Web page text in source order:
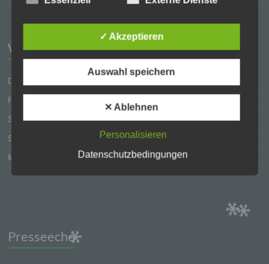
Wir feierten am
Donnerstag, 20. Juni 2024
Freitag, 21. Juni 2024
Samstag, 22. Juni 2024
Sonntag, 23. Juni 2024
Montag, 24. Juni 2024
Presseecho
verarbeiteten personenbezogenen Daten
informieren. Ferner werden betroffene Personen
zustehenden Rechte aufgeklärt.
Wir haben als für die Verarbeitung Verantwortlicher
Maßnahmen umgesetzt, um einen möglichst
sicherzustellen. Dennoch können Internetbasierte
Datenübertragungen grundsätzlich
Sicherheitslücken aufweisen, sodass ein absoluter
Schutz nicht gewährleistet werden kann. Aus
alternativen Wegen, beispielsweise telefonisch, an
Begriffsbestimmungen
✓ Akzeptieren
Auswahl speichern
✕ Ablehnen
Personalisieren
Datenschutzbedingungen